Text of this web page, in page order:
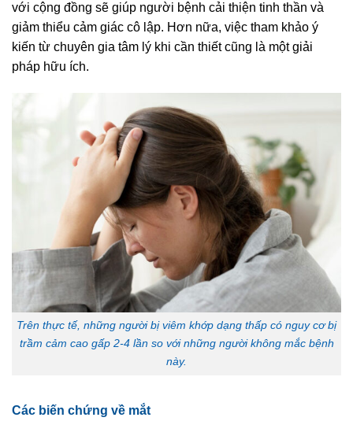
với cộng đồng sẽ giúp người bệnh cải thiện tinh thần và
giảm thiểu cảm giác cô lập. Hơn nữa, việc tham khảo ý
kiến từ chuyên gia tâm lý khi cần thiết cũng là một giải
pháp hữu ích.
Trên thực tế, những người bị viêm khớp dạng thấp có nguy cơ bị
trầm cảm cao gấp 2-4 lần so với những người không mắc bệnh
này.
Các biến chứng về mắt